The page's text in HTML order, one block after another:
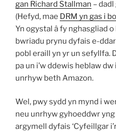
gan Richard Stallman –
(Hefyd, mae DRM yn gas i
Yn ogystal â fy nghasgliad
bwriadu prynu dyfais e-
pobl eraill yn yr un sefyllfa.
pa un i’w ddewis heblaw
unrhyw beth Amazon.
Wel, pwy sydd yn mynd i
neu unrhyw gyhoeddwr
argymell dyfais ‘Cyfeillgar